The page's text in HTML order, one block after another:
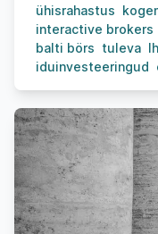
ühisrahastus
interactive brokers
balti börs tuleva
iduinvesteeringud